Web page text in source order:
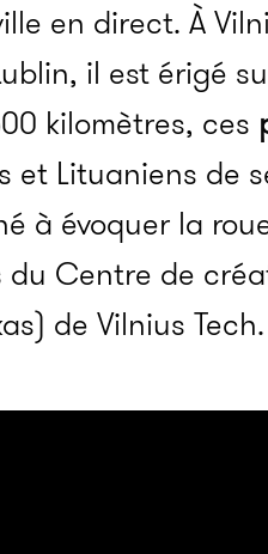
en direct. À
il est érigé
kilomètres, ces
Lituaniens de
à évoquer la
Centre de
de Vilnius Tech.